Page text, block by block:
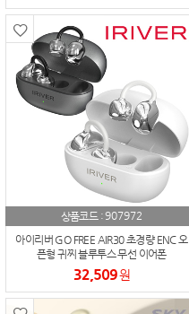
상품코드 :907972
아이리버 GO FREE AIR30 초경량 ENC 오
픈형 귀찌 블루투스 무선 이어폰
32,509원